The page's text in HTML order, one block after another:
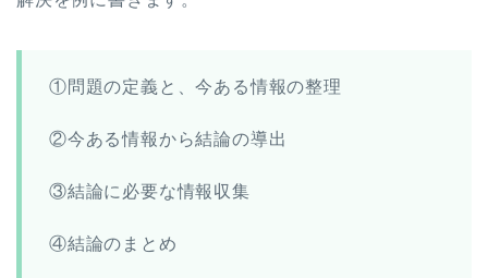
①問題の定義と、今ある情報の整理
②今ある情報から結論の導出
③結論に必要な情報収集
④結論のまとめ